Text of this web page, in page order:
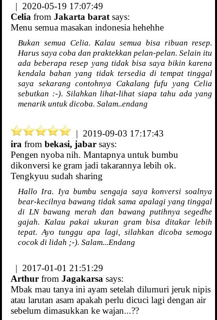
| 2020-05-19 17:07:49
Celia from Jakarta barat says:
Menu semua masakan indonesia hehehhe
Bukan semua Celia. Kalau semua bisa ribuan resep.
Harus saya coba dan praktekkan pelan-pelan. Selain itu
ada beberapa resep yang tidak bisa saya bikin karena
kendala bahan yang tidak tersedia di tempat tinggal
saya sekarang contohnya Cakalang fufu yang Celia
sebutkan :-). Silahkan lihat-lihat siapa tahu ada yang
menarik untuk dicoba. Salam..endang
| 2019-09-03 17:17:43
ira from bekasi, jabar says:
Pengen nyoba nih. Mantapnya untuk bumbu
dikonversi ke gram jadi takarannya lebih ok.
Tengkyuu sudah sharing
Hallo Ira. Iya bumbu sengaja saya konversi soalnya
bear-kecilnya bawang tidak sama apalagi yang tinggal
di LN bawang merah dan bawang putihnya segedhe
gajah. Kalau pakai ukuran gram bisa ditakar lebih
tepat. Ayo tunggu apa lagi, silahkan dicoba semoga
cocok di lidah ;-). Salam...Endang
| 2017-01-01 21:51:29
Arthur from Jagakarsa says:
Mbak mau tanya ini ayam setelah dilumuri jeruk nipis
atau larutan asam apakah perlu dicuci lagi dengan air
sebelum dimasukkan ke wajan...??